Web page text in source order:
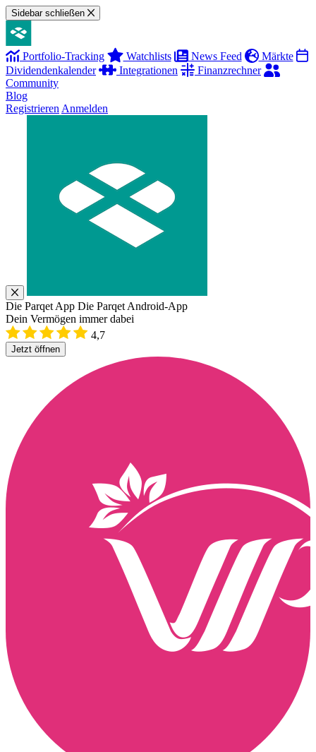
Sidebar schließen
Portfolio-Tracking Watchlists News Feed
Märkte
Dividendenkalender
Integrationen
Finanzrechner
Community
Blog
Registrieren Anmelden
Die Parqet App Die Parqet Android-App
Dein Vermögen immer dabei
4,7
Jetzt öffnen